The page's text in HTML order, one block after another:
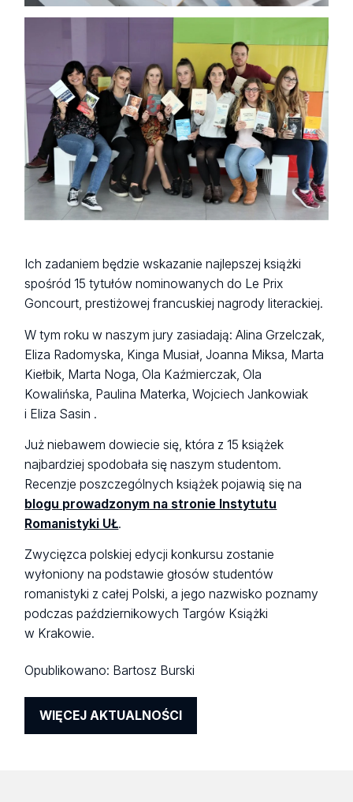
Ich zadaniem będzie wskazanie najlepszej książki
spośród 15 tytułów nominowanych do Le Prix
Goncourt, prestiżowej francuskiej nagrody literackiej.
W tym roku w naszym jury zasiadają: Alina Grzelczak,
Eliza Radomyska, Kinga Musiał, Joanna Miksa, Marta
Kiełbik, Marta Noga, Ola Kaźmierczak, Ola
Kowalińska, Paulina Materka, Wojciech Jankowiak
i Eliza Sasin .
Już niebawem dowiecie się, która z 15 książek
najbardziej spodobała się naszym studentom.
Recenzje poszczególnych książek pojawią się na
blogu prowadzonym na stronie Instytutu
Romanistyki UŁ.
Zwycięzca polskiej edycji konkursu zostanie
wyłoniony na podstawie głosów studentów
romanistyki z całej Polski, a jego nazwisko poznamy
podczas październikowych Targów Książki
w Krakowie.
Opublikowano: Bartosz Burski
WIĘCEJ AKTUALNOŚCI